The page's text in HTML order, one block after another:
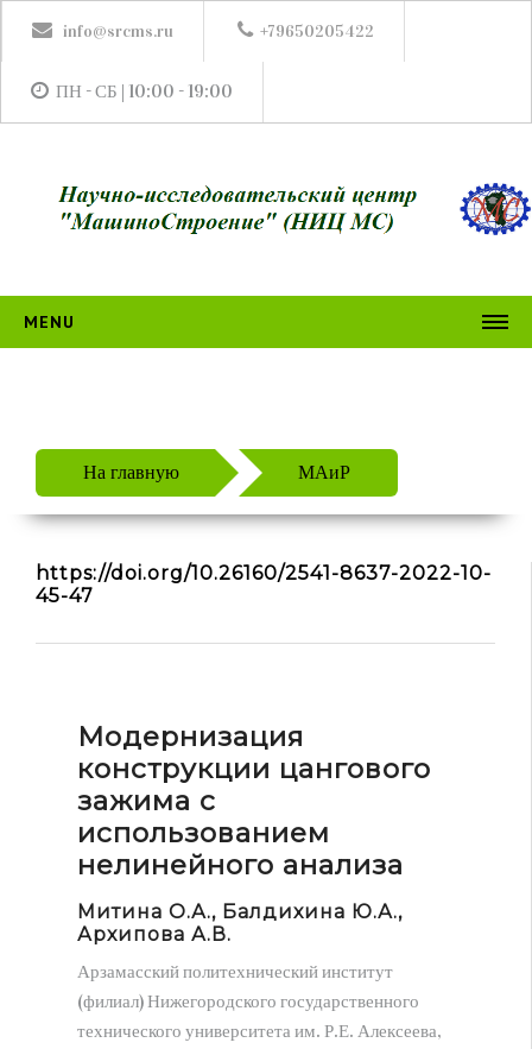
info@srcms.ru +79650205422
ПН - СБ | 10:00 - 19:00
MENU
Журналы
ТГиСМ
АПвМ
МАиР
СПТМ
Конференции
АПвМ
МАиППСиМ
МАиР
МиИРТЭК
НПМиТП
СПТМ
На главную МАиР
https://doi.org/10.26160/2541-8637-2022-10-
45-47
Модернизация
конструкции цангового
зажима с
использованием
нелинейного анализа
Митина О.А., Балдихина Ю.А.,
Архипова А.В.
Арзамасский политехнический институт
(филиал) Нижегородского государственного
технического университета им. Р.Е. Алексеева,